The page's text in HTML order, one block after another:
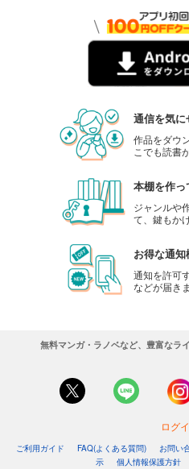
通信を気に
作品をダウ
こでも読書
本棚を作っ
ジャンルや
て、鍵もか
お得な通知
通知を許可
などが届きま
無料マンガ・ラノベなど、豊富なラ
ログ
ご利用ガイド FAQ(よくある質問) お問い
示
個人情報保護方針